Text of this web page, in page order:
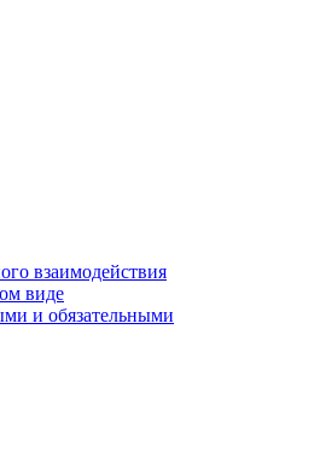
взаимодействия
виде
и обязательными